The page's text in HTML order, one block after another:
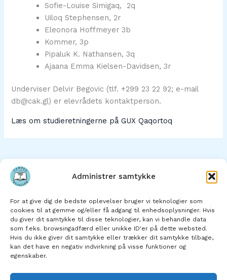
Administrer samtykke
For at give dig de bedste oplevelser bruger vi teknologier som
cookies til at gemme og/eller få adgang til enhedsoplysninger. Hvis
du giver dit samtykke til disse teknologier, kan vi behandle data
som f.eks. browsingadfærd eller unikke ID'er på dette websted.
Hvis du ikke giver dit samtykke eller trækker dit samtykke tilbage,
kan det have en negativ indvirkning på visse funktioner og
egenskaber.
Sofie-Louise Simigaq, 2q
Uiloq Stephensen, 2r
Eleonora Hoffmeyer 3b
Kommer, 3p
Pipaluk K. Nathansen, 3q
Ajaana Emma Kielsen-Davidsen, 3r
Underviser Delvir Begovic (tlf. +299 23 22 92; e-mail
db@cak.gl) er elevrådets kontaktperson.
Læs om studieretningerne på GUX Qaqortoq
Om skolen
Skolens afdelinger
Studie- og ordensregler
Kontakt os